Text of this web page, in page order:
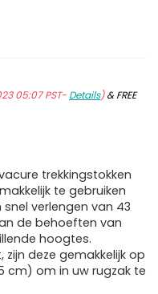
05:07 PST- Details)&FREE
trekkingstokken
te gebruiken
verlengen van 43
de behoeften van
hoogtes.
deze gemakkelijk op
cm) om in uw rugzak te